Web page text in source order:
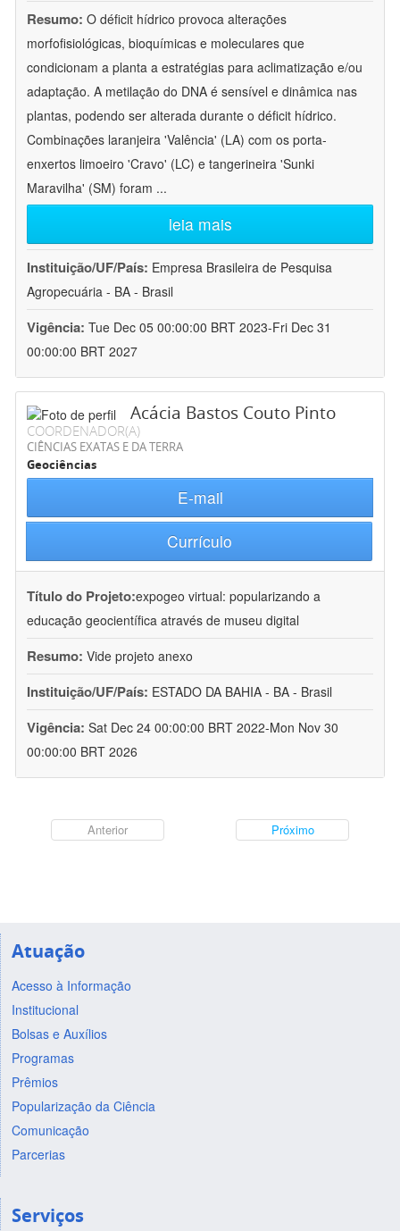
Resumo: O déficit hídrico provoca alterações
morfofisiológicas, bioquímicas e moleculares que
condicionam a planta a estratégias para aclimatização e/ou
adaptação. A metilação do DNA é sensível e dinâmica nas
plantas, podendo ser alterada durante o déficit hídrico.
Combinações laranjeira 'Valência' (LA) com os porta-
enxertos limoeiro 'Cravo' (LC) e tangerineira 'Sunki
Maravilha' (SM) foram ...
leia mais
Instituição/UF/País: Empresa Brasileira de Pesquisa
Agropecuária - BA - Brasil
Vigência: Tue Dec 05 00:00:00 BRT 2023-Fri Dec 31
00:00:00 BRT 2027
Acácia Bastos Couto Pinto
COORDENADOR(A)
CIÊNCIAS EXATAS E DA TERRA
Geociências
E-mail
Currículo
Título do Projeto:expogeo virtual: popularizando a
educação geocientífica através de museu digital
Resumo: Vide projeto anexo
Instituição/UF/País: ESTADO DA BAHIA - BA - Brasil
Vigência: Sat Dec 24 00:00:00 BRT 2022-Mon Nov 30
00:00:00 BRT 2026
Anterior Próximo
Atuação
Acesso à Informação
Institucional
Bolsas e Auxílios
Programas
Prêmios
Popularização da Ciência
Comunicação
Parcerias
Serviços